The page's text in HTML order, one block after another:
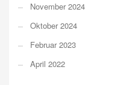
November 2024
Oktober 2024
Februar 2023
April 2022